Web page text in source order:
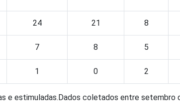
24 21 8
7 8 5
1 0 2
e estimuladas.Dados coletados entre setembro